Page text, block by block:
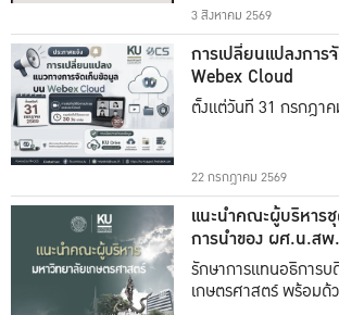
3 สิงหาคม 2569
การเปลี่ยนแปลงการ
Webex Cloud
ตั้งแต่วันที่ 31 กรกฎา
22 กรกฎาคม 2569
แนะนำคณะผู้บริหาร
การนำของ ผศ.น.สพ
ธรรม
รักษาการแทนอธิการ
เกษตรศาสตร์ พร้อมด้